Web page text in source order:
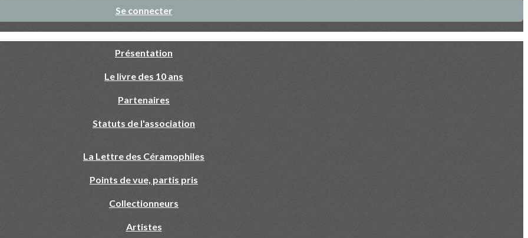
Se connecter
Présentation
Le livre des 10 ans
Partenaires
Statuts de l'association
La Lettre des Céramophiles
Points de vue, partis pris
Collectionneurs
Artistes